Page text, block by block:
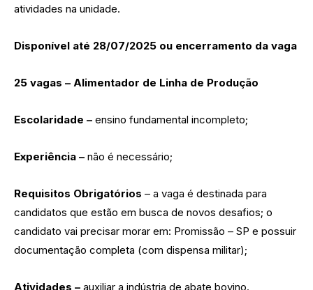
atividades na unidade.
Disponível até 28/07/2025 ou encerramento da vaga
25 vagas – Alimentador de Linha de Produção
Escolaridade – ensino fundamental incompleto;
Experiência – não é necessário;
Requisitos Obrigatórios – a vaga é destinada para
candidatos que estão em busca de novos desafios; o
candidato vai precisar morar em: Promissão – SP e possuir
documentação completa (com dispensa militar);
Atividades – auxiliar a indústria de abate bovino.